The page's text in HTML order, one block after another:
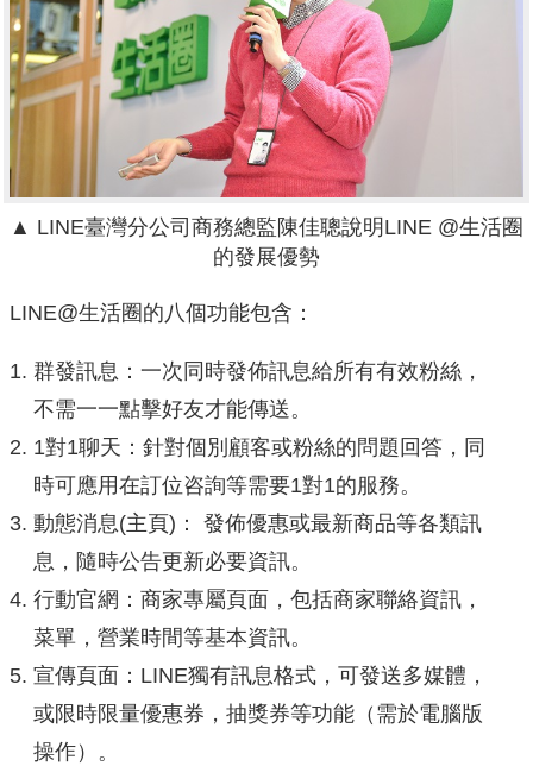
▲ LINE臺灣分公司商務總監陳佳聰說明LINE @生活圈
的發展優勢
LINE@生活圈的八個功能包含：
群發訊息：一次同時發佈訊息給所有有效粉絲，
不需一一點擊好友才能傳送。
1對1聊天：針對個別顧客或粉絲的問題回答，同
時可應用在訂位咨詢等需要1對1的服務。
動態消息(主頁)： 發佈優惠或最新商品等各類訊
息，隨時公告更新必要資訊。
行動官網：商家專屬頁面，包括商家聯絡資訊，
菜單，營業時間等基本資訊。
宣傳頁面：LINE獨有訊息格式，可發送多媒體，
或限時限量優惠券，抽獎券等功能（需於電腦版
操作）。